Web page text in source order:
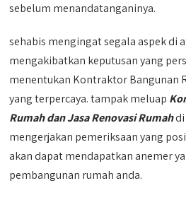
sebelum menandatanganinya.
sehabis mengingat segala aspek di
mengakibatkan keputusan yang
menentukan Kontraktor Bangunan
yang terpercaya. tampak meluap
Rumah dan Jasa Renovasi Rumahdi
mengerjakan pemeriksaan yang
akan dapat mendapatkan anemer
pembangunan rumah anda.